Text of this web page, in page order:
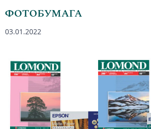
ФОТОБУМАГА
03.01.2022